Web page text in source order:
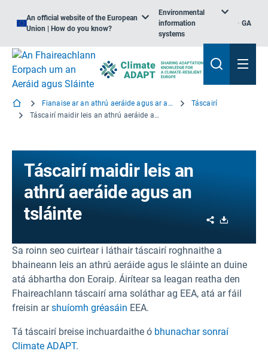
An official website of the European
Union | How do you know?
Environmental
information
systems
GA
Fianaise ar an athrú aeráide agus ar an tsláinte
Táscairí
Táscairí maidir leis an athrú aeráide agus an tsláinte
Táscairí maidir leis an
athrú aeráide agus an
tsláinte
Share
Sa roinn seo cuirtear i láthair táscairí roghnaithe a
bhaineann leis an athrú aeráide agus le sláinte an duine
atá ábhartha don Eoraip. Áirítear sa leagan reatha den
Fhaireachlann táscairí arna soláthar ag EEA, atá ar fáil
freisin arshuíomh gréasáin EEA.
Tá táscairí breise inchuardaithe ó bhunachar sonraí
Climate ADAPT.